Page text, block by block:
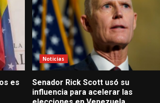
es
Noticias
Senador Rick Scott usó su
influencia para acelerar las